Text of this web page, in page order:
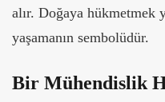
alır. Doğaya hükmetmek
yaşamanın sembolüdür.
Bir Mühendislik